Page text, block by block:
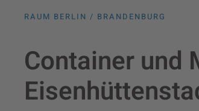
RAUM BERLIN / BRANDENBURG
Container und